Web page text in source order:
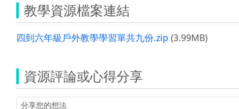
教學資源檔案連結
四到六年級戶外教學學習單共九份.zip (3.99MB)
資源評論或心得分享